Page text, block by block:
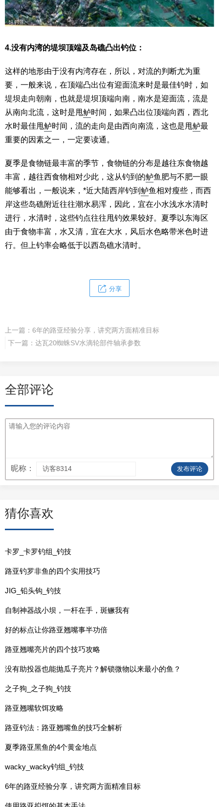
4.没有内湾的堤坝顶端及岛礁凸出钓位：
这样的地形由于没有内湾存在，所以，对流的判断尤为重
要，一般来说，在顶端凸出位有迎面流来时是最佳钓时，如
堤坝走向朝南，也就是堤坝顶端向南，南水是迎面流，流是
从南向北流，这时是甩鲈时间，如果凸出位顶端向西，西北
水时最佳甩鲈时间，流的走向是由西向南流，这也是甩鲈最
重要的因素之一，一定要读通。
夏季是食物链最丰富的季节，食物链的分布是越往东食物越
丰富，越往西食物相对少此，这从钓到的鲈鱼肥与不肥一眼
能够看出，一般说来，*近大陆西岸钓到 鲈鱼相对瘦些，而西
岸这些岛礁附近往往潮水易浑，因此，宜在小水浅水水清时
进行，水清时，这些钓点往往甩钓效果较好。夏季以东海区
由于食物丰富，水又清，宜在大水，风后水色略带米色时进
行。但上钓率会略低于以西岛礁水清时。
分享
上一篇： 6年的路亚经验分享，讲究两方面精准目标
下一篇： 达瓦20蜘蛛SV水滴轮部件轴承参数
全部评论
昵称： 发布评论
猜你喜欢
卡罗_卡罗钓组_钓技
路亚钓罗非鱼的四个实用技巧
JIG_铅头钩_钓技
自制神器战小坝，一杆在手，斑鳜我有
好的标点让你路亚翘嘴事半功倍
路亚翘嘴亮片的四个技巧攻略
没有助投器也能抛瓜子亮片？解锁微物以来最小的鱼？
之子狗_之子狗_钓技
路亚翘嘴软饵攻略
路亚钓法：路亚翘嘴鱼的技巧全解析
夏季路亚黑鱼的4个黄金地点
wacky_wacky钓组_钓技
6年的路亚经验分享，讲究两方面精准目标